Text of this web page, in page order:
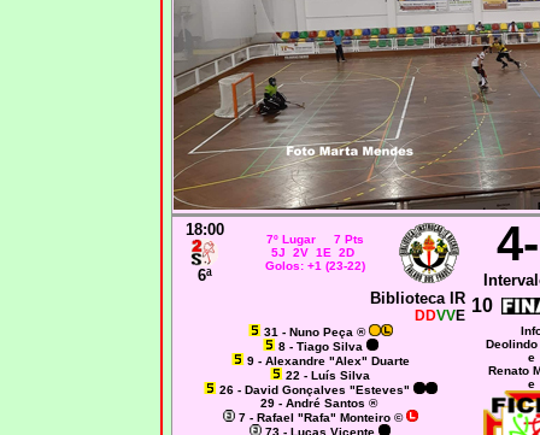
18:00
6ª
7º Lugar 7 Pts
5J 2V 1E 2D
Golos: +1 (23-22)
Biblioteca IR
DDVVE 10
31 - Nuno Peça ®
8 - Tiago Silva
9 - Alexandre "Alex" Duarte
22 - Luís Silva
26 - David Gonçalves "Esteves"
29 - André Santos ®
7 - Rafael "Rafa" Monteiro ©
73 - Lucas Vicente
Deolindo
e
Renato
e